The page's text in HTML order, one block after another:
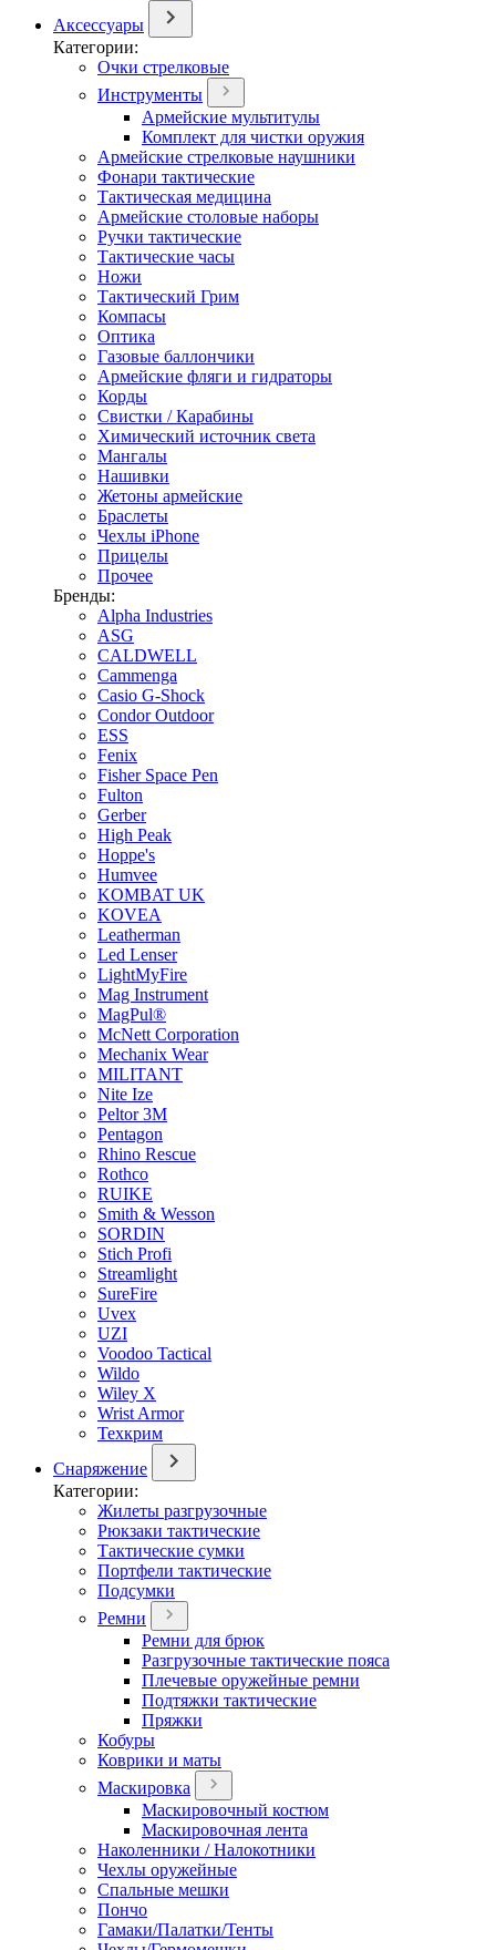
Аксессуары
Категории:
Очки стрелковые
Инструменты
Армейские мультитулы
Комплект для чистки оружия
Армейские стрелковые наушники
Фонари тактические
Тактическая медицина
Армейские столовые наборы
Ручки тактические
Тактические часы
Ножи
Тактический Грим
Компасы
Оптика
Газовые баллончики
Армейские фляги и гидраторы
Корды
Свистки / Карабины
Химический источник света
Мангалы
Нашивки
Жетоны армейские
Браслеты
Чехлы iPhone
Прицелы
Прочее
Бренды:
Alpha Industries
ASG
CALDWELL
Cammenga
Casio G-Shock
Condor Outdoor
ESS
Fenix
Fisher Space Pen
Fulton
Gerber
High Peak
Hoppe's
Humvee
KOMBAT UK
KOVEA
Leatherman
Led Lenser
LightMyFire
Mag Instrument
MagPul®
McNett Corporation
Mechanix Wear
MILITANT
Nite Ize
Peltor 3M
Pentagon
Rhino Rescue
Rothco
RUIKE
Smith & Wesson
SORDIN
Stich Profi
Streamlight
SureFire
Uvex
UZI
Voodoo Tactical
Wildo
Wiley X
Wrist Armor
Техкрим
Снаряжение
Категории:
Жилеты разгрузочные
Рюкзаки тактические
Тактические сумки
Портфели тактические
Подсумки
Ремни
Ремни для брюк
Разгрузочные тактические пояса
Плечевые оружейные ремни
Подтяжки тактические
Пряжки
Кобуры
Коврики и маты
Маскировка
Маскировочный костюм
Маскировочная лента
Наколенники / Налокотники
Чехлы оружейные
Спальные мешки
Пончо
Гамаки/Палатки/Тенты